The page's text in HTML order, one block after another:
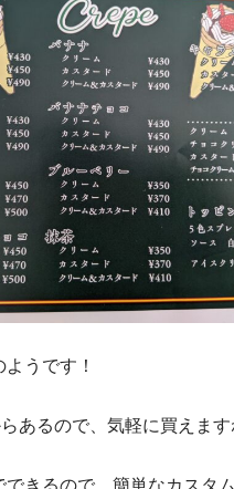
うです！
あるので、気軽に買えます
できるので、簡単なカスタム